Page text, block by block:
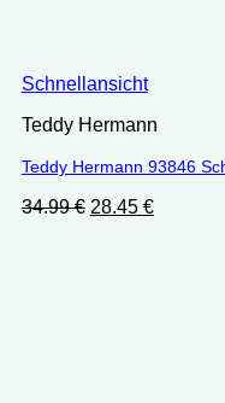
Schnellansicht
Teddy Hermann
Teddy Hermann 93846
34.99€ Ursprünglicher
28.45 €Aktueller